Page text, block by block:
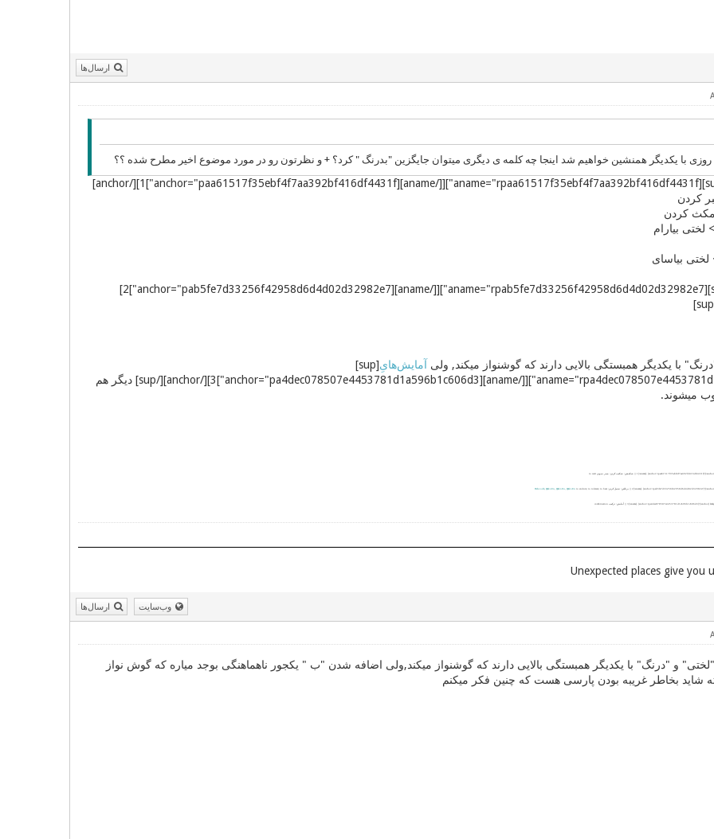
ارسال‌ها
روزی با یکدیگر همنشین خواهیم شد اینجا چه کلمه ی دیگری میتوان جایگزین "بدرنگ " کرد؟ + و نظرتون رو در مورد موضوع اخیر مطرح شده ؟؟
[sup][aname="rpaa61517f35ebf4f7aa392bf416df4431f"][[/aname][anchor="paa61517f35ebf4f7aa392bf416df4431f"]1][/anchor]
مکث کردن
لختی بیارام
بیاسای
[sup][aname="rpab5fe7d33256f42958d6d4d02d32982e7"][[/aname][anchor="pab5fe7d33256f42958d6d4d02d32982e7"]2]
با یکدیگر همبستگی بالایی دارند که گوشنواز میکند, ولی آمایش‌هایِ
[sup]
[aname="rpa4dec078507e4453781d1a596b1c606d3"][[/aname][anchor="pa4dec078507e4453781d1a596b1c606d3"]3][/anchor][/sup] دیگر هم
میشوند.
|| شکیفتن: شکیب کردن; صبر نمودن to wait
|| برتافتن: تحمل کردن; Dehxodâ, Ϣiki-En Ϣiki-En Ϣiki-En to endure; to tolerate; to bear
|| آمایش: ترکیب combination
وب‌سایت ارسال‌ها
و "درنگ" با یکدیگر همبستگی بالایی دارند که گوشنواز میکند,ولی اضافه شدن "ب " یکجور ناهماهنگی بوجد میاره که گوش نواز
شاید بخاطر غریبه بودن پارسی هست که چنین فکر میکنم